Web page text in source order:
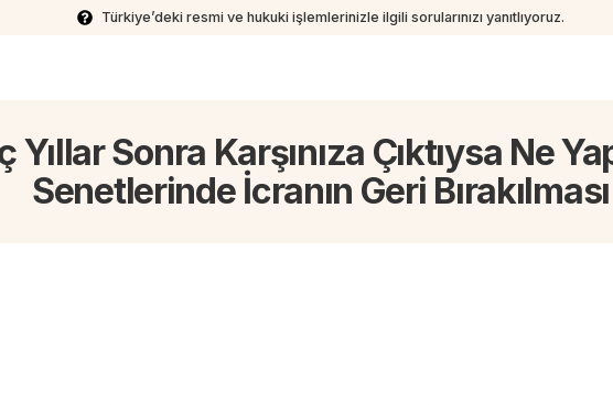
Türkiye’deki resmi ve hukuki işlemlerinizle ilgili sorularınızı yanıtlıyoruz.
Sonra Karşınıza Çıktıysa Ne
Senetlerinde İcranın Geri Bırakılması